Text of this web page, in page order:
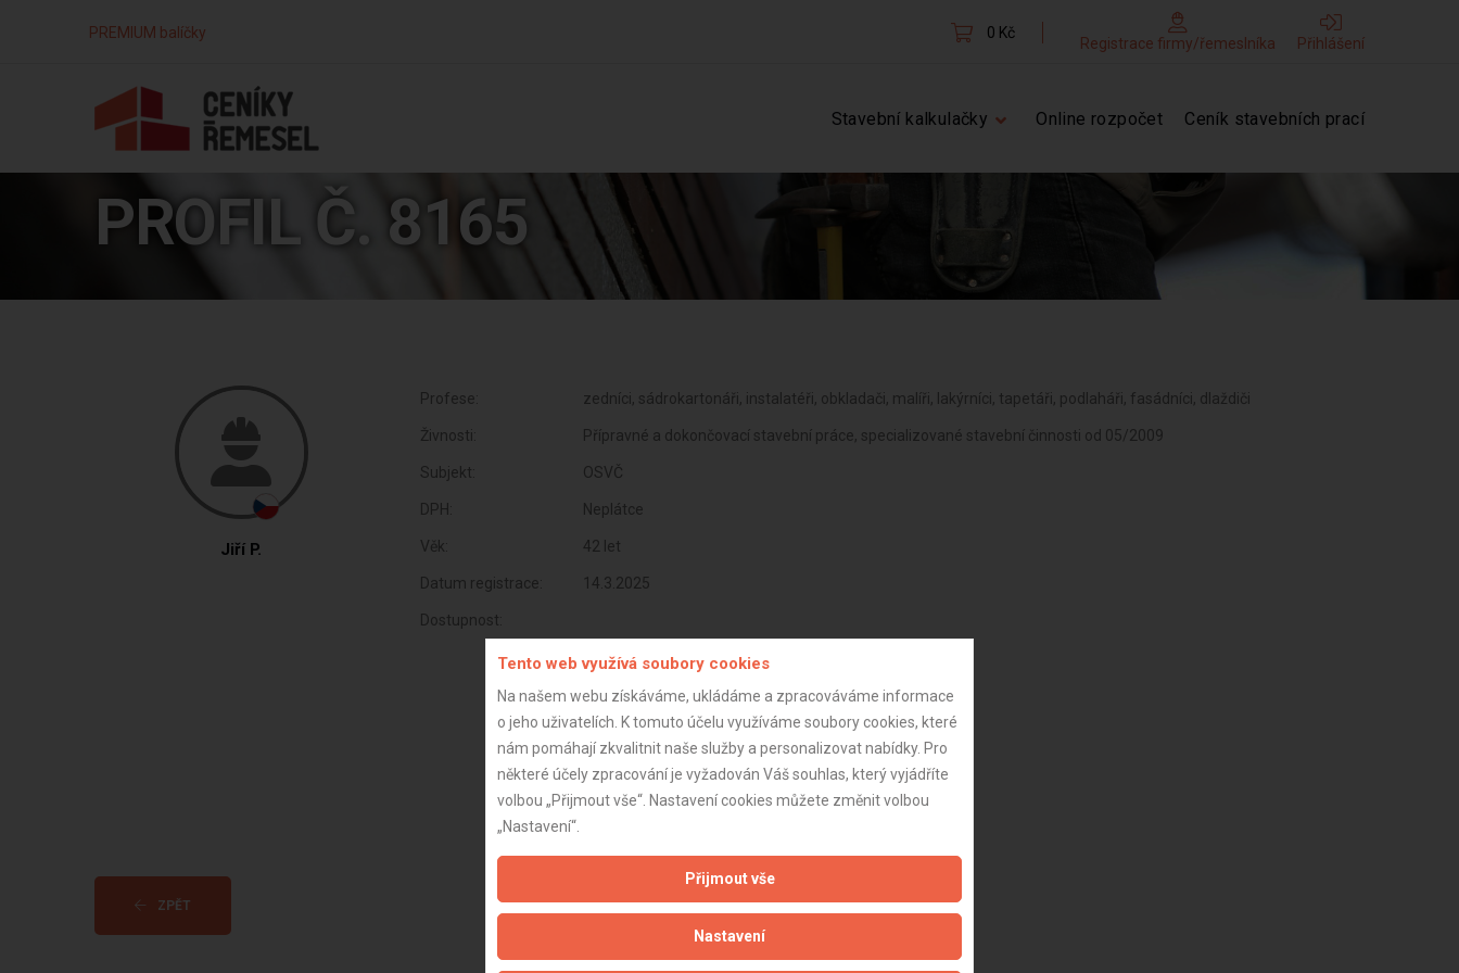
PREMIUM balíčky 0 Kč
Registrace firmy/řemeslníka Přihlášení
Stavební kalkulačky Online rozpočet Ceník stavebních prací
PROFIL Č. 8165
Jiří P.
Profese: zedníci, sádrokartonáři, instalatéři, obkladači, malíři, lakýrníci, tapetáři, podlaháři, fasádníci, dlaždiči
Živnosti: Přípravné a dokončovací stavební práce, specializované stavební činnosti od 05/2009
Subjekt: OSVČ
DPH: Neplátce
Věk: 42 let
Datum registrace: 14.3.2025
Dostupnost:
ZPĚT
Tento web využívá soubory cookies
Na našem webu získáváme, ukládáme a zpracováváme informace
o jeho uživatelích. K tomuto účelu využíváme soubory cookies, které
nám pomáhají zkvalitnit naše služby a personalizovat nabídky. Pro
některé účely zpracování je vyžadován Váš souhlas, který vyjádříte
volbou „Přijmout vše“. Nastavení cookies můžete změnit volbou
„Nastavení“.
Přijmout vše
Nastavení